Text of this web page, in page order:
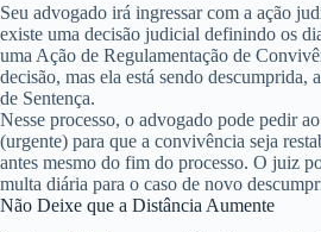
Seu advogado irá ingressar com a ação
existe uma decisão judicial definindo os
uma Ação de Regulamentação de
decisão, mas ela está sendo descumprida,
de Sentença.
Nesse processo, o advogado pode pedir
(urgente) para que a convivência seja
antes mesmo do fim do processo. O juiz
multa diária para o caso de novo
Não Deixe que a Distância Aumente